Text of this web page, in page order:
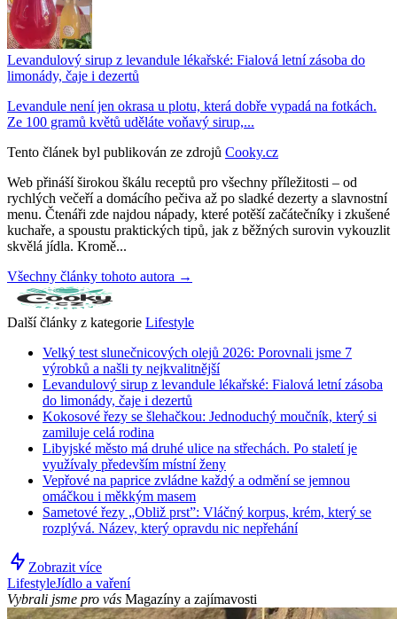
Levandulový sirup z levandule lékařské: Fialová letní zásoba do
limonády, čaje i dezertů
Levandule není jen okrasa u plotu, která dobře vypadá na fotkách.
Ze 100 gramů květů uděláte voňavý sirup,...
Tento článek byl publikován ze zdrojů Cooky.cz
Web přináší širokou škálu receptů pro všechny příležitosti – od
rychlých večeří a domácího pečiva až po sladké dezerty a slavnostní
menu. Čtenáři zde najdou nápady, které potěší začátečníky i zkušené
kuchaře, a spoustu praktických tipů, jak z běžných surovin vykouzlit
skvělá jídla. Kromě...
Všechny články tohoto autora →
Další články z kategorie Lifestyle
Velký test slunečnicových olejů 2026: Porovnali jsme 7
výrobků a našli ty nejkvalitnější
Levandulový sirup z levandule lékařské: Fialová letní zásoba
do limonády, čaje i dezertů
Kokosové řezy se šlehačkou: Jednoduchý moučník, který si
zamiluje celá rodina
Libyjské město má druhé ulice na střechách. Po staletí je
využívaly především místní ženy
Vepřové na paprice zvládne každý a odmění se jemnou
omáčkou i měkkým masem
Sametové řezy „Obliž prst”: Vláčný korpus, krém, který se
rozplývá. Název, který opravdu nic nepřehání
Zobrazit více
LifestyleJídlo a vaření
Vybrali jsme pro vás Magazíny a zajímavosti